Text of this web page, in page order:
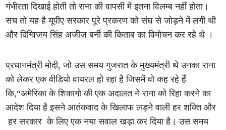
गंभीरता दिखाई होती तो राना की वापसी में इतना विलम्ब नहीं होता।
सच तो यह है यूपीए सरकार पूरे प्रकरण को संघ से जोड़ने में लगी थी
और दिग्विजय सिंह अजीज बर्नी की किताब का विमोचन कर रहे थे ।
प्रधानमंत्री मोदी, जो उस समय गुजरात के मुख्यमंत्री थे उनका राना
को लेकर एक वीडियो वायरल हो रहा है जिसमें वो कह रहे हैं
कि,“अमेरिका के शिकागो की एक अदालत ने राना को रिहा करने का
आदेश दिया है इसने आतंकवाद के खिलाफ लड़ने वाली हर शक्ति और
हर सरकार के लिए एक नया सवाल खड़ा कर दिया है। उस समय